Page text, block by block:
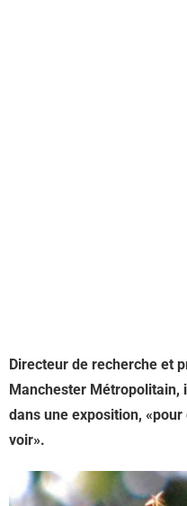
Directeur de recherche et
Manchester Métropolitain,
dans une exposition,
voir».